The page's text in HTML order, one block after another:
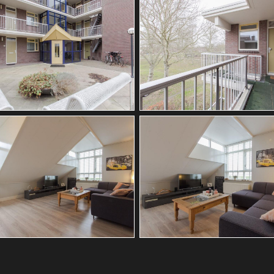
(1 slaapkamer)
wastafel
ventilatie, tv kabel